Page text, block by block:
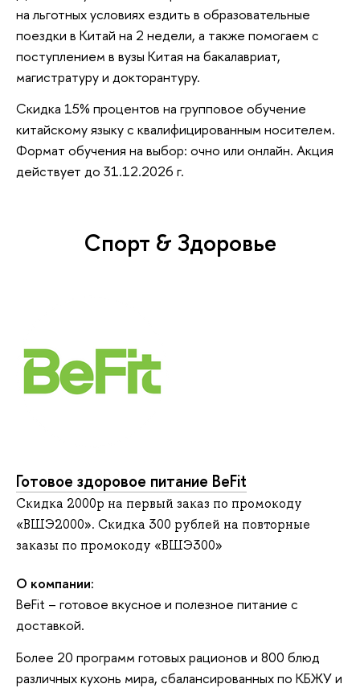
на льготных условиях ездить в образовательные
поездки в Китай на 2 недели, а также помогаем с
поступлением в вузы Китая на бакалавриат,
магистратуру и докторантуру.
Скидка 15% процентов на групповое обучение
китайскому языку с квалифицированным носителем.
Формат обучения на выбор: очно или онлайн. Акция
действует до 31.12.2026 г.
Спорт & Здоровье
Готовое здоровое питание BeFit
Скидка 2000р на первый заказ по промокоду
«ВШЭ2000». Скидка 300 рублей на повторные
заказы по промокоду «ВШЭ300»
О компании:
BeFit – готовое вкусное и полезное питание с
доставкой.
Более 20 программ готовых рационов и 800 блюд
различных кухонь мира, сбалансированных по КБЖУ и